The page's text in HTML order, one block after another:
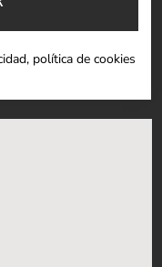
política de cookies